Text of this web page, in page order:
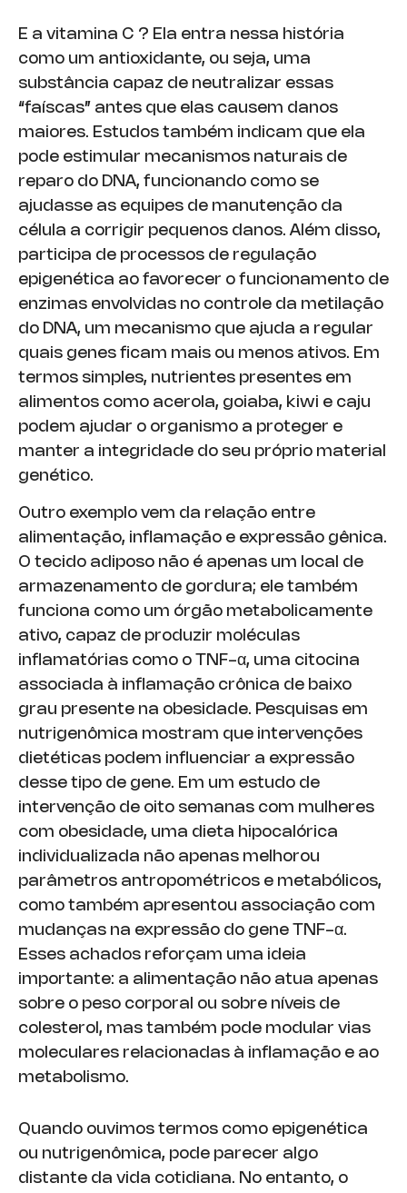
E a vitamina C ? Ela entra nessa história
como um antioxidante, ou seja, uma
substância capaz de neutralizar essas
“faíscas” antes que elas causem danos
maiores. Estudos também indicam que ela
pode estimular mecanismos naturais de
reparo do DNA, funcionando como se
ajudasse as equipes de manutenção da
célula a corrigir pequenos danos. Além disso,
participa de processos de regulação
epigenética ao favorecer o funcionamento de
enzimas envolvidas no controle da metilação
do DNA, um mecanismo que ajuda a regular
quais genes ficam mais ou menos ativos. Em
termos simples, nutrientes presentes em
alimentos como acerola, goiaba, kiwi e caju
podem ajudar o organismo a proteger e
manter a integridade do seu próprio material
genético.
Outro exemplo vem da relação entre
alimentação, inflamação e expressão gênica.
O tecido adiposo não é apenas um local de
armazenamento de gordura; ele também
funciona como um órgão metabolicamente
ativo, capaz de produzir moléculas
inflamatórias como o TNF-α, uma citocina
associada à inflamação crônica de baixo
grau presente na obesidade. Pesquisas em
nutrigenômica mostram que intervenções
dietéticas podem influenciar a expressão
desse tipo de gene. Em um estudo de
intervenção de oito semanas com mulheres
com obesidade, uma dieta hipocalórica
individualizada não apenas melhorou
parâmetros antropométricos e metabólicos,
como também apresentou associação com
mudanças na expressão do gene TNF-α.
Esses achados reforçam uma ideia
importante: a alimentação não atua apenas
sobre o peso corporal ou sobre níveis de
colesterol, mas também pode modular vias
moleculares relacionadas à inflamação e ao
metabolismo.
Quando ouvimos termos como epigenética
ou nutrigenômica, pode parecer algo
distante da vida cotidiana. No entanto, o